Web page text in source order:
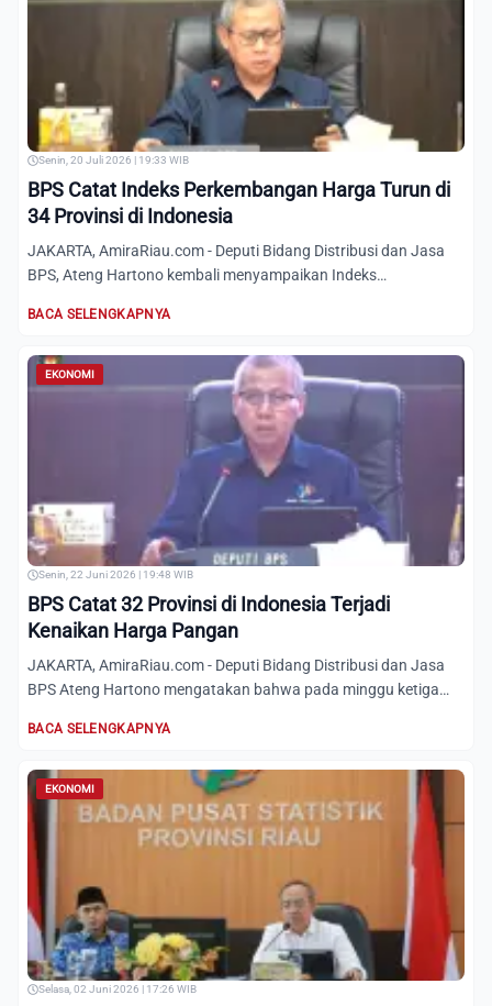
Senin, 20 Juli 2026 | 19:33 WIB
BPS Catat Indeks Perkembangan Harga Turun di
34 Provinsi di Indonesia
JAKARTA, AmiraRiau.com - Deputi Bidang Distribusi dan Jasa
BPS, Ateng Hartono kembali menyampaikan Indeks
BACA SELENGKAPNYA
EKONOMI
Senin, 22 Juni 2026 | 19:48 WIB
BPS Catat 32 Provinsi di Indonesia Terjadi
Kenaikan Harga Pangan
JAKARTA, AmiraRiau.com - Deputi Bidang Distribusi dan Jasa
BPS Ateng Hartono mengatakan bahwa pada minggu ketiga
BACA SELENGKAPNYA
EKONOMI
Selasa, 02 Juni 2026 | 17:26 WIB